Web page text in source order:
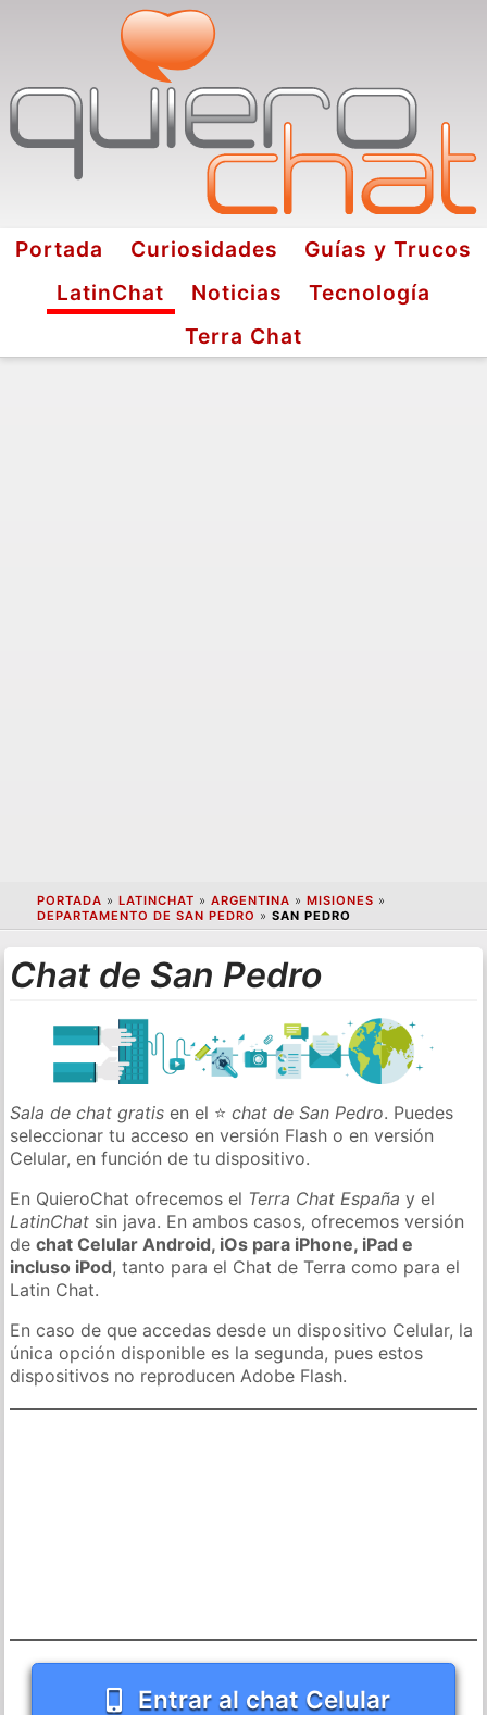
Portada Curiosidades
Guías y Trucos
LatinChat
Noticias
Tecnología
Terra Chat
PORTADA » LATINCHAT » ARGENTINA » MISIONES »
DEPARTAMENTO DE SAN PEDRO » SAN PEDRO
Chat de San Pedro
Sala de chat gratis en el ⭐chat de San Pedro. Puedes
seleccionar tu acceso en versión Flash o en versión
Celular, en función de tu dispositivo.
En QuieroChat ofrecemos el Terra Chat España y el
LatinChat sin java. En ambos casos, ofrecemos versión
dechat Celular Android, iOs para iPhone, iPad e
incluso iPod, tanto para el Chat de Terra como para el
Latin Chat.
En caso de que accedas desde un dispositivo Celular, la
única opción disponible es la segunda, pues estos
dispositivos no reproducen Adobe Flash.
Entrar al chat Celular